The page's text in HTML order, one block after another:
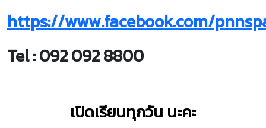
https://www.facebook.com/
Tel : 092 092 8800
เปิดเรียนทุกวัน นะคะ